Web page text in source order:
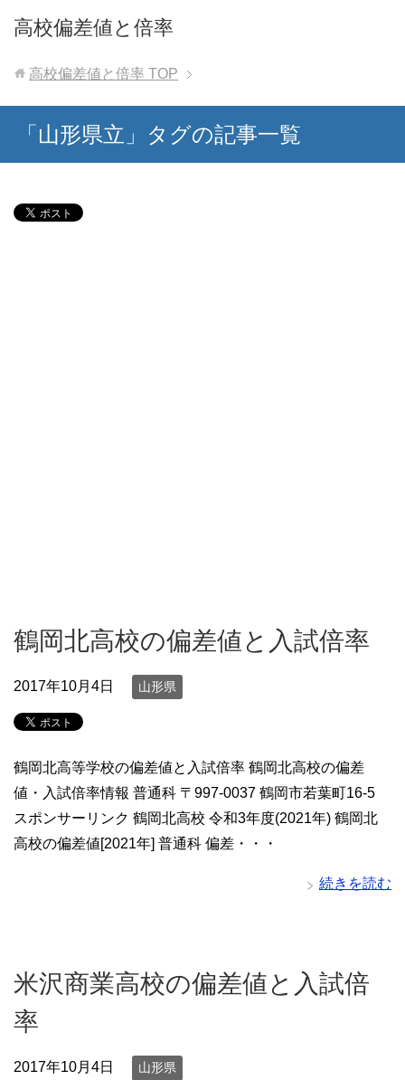
高校偏差値と倍率
高校偏差値と倍率 TOP
「山形県立」タグの記事一覧
鶴岡北高校の偏差値と入試倍率
2017年10月4日 山形県
鶴岡北高等学校の偏差値と入試倍率 鶴岡北高校の偏差
値・入試倍率情報 普通科 〒997-0037 鶴岡市若葉町16-5
スポンサーリンク 鶴岡北高校 令和3年度(2021年) 鶴岡北
高校の偏差値[2021年] 普通科 偏差・・・
続きを読む
米沢商業高校の偏差値と入試倍
率
2017年10月4日 山形県